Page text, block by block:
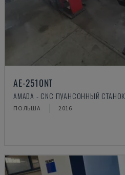
AE-2510NT
AMADA - CNC ПУАНСОННЫЙ СТАНОК
ПОЛЬША 2016